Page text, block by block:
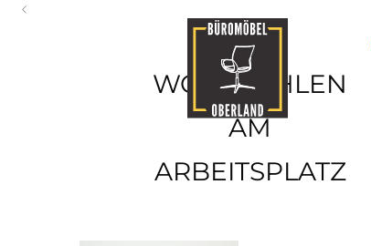
WOHLFÜHLEN
AM
ARBEITSPLATZ